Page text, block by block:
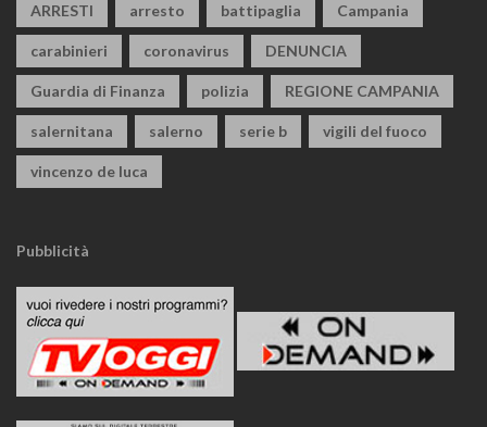
ARRESTI arresto battipaglia Campania
carabinieri coronavirus DENUNCIA
Guardia di Finanza polizia REGIONE CAMPANIA
salernitana salerno serie b vigili del fuoco
vincenzo de luca
Pubblicità